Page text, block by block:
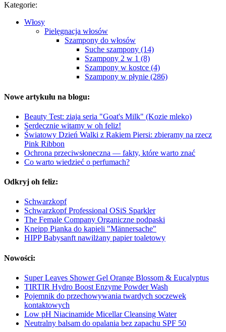
Kategorie:
Włosy
Pielęgnacja włosów
Szampony do włosów
Suche szampony (14)
Szampony 2 w 1 (8)
Szampony w kostce (4)
Szampony w płynie (286)
Nowe artykułu na blogu:
Beauty Test: ziaja seria "Goat's Milk" (Kozie mleko)
Serdecznie witamy w oh feliz!
Światowy Dzień Walki z Rakiem Piersi: zbieramy na rzecz
Pink Ribbon
Ochrona przeciwsłoneczna — fakty, które warto znać
Co warto wiedzieć o perfumach?
Odkryj oh feliz:
Schwarzkopf
Schwarzkopf Professional OSiS Sparkler
The Female Company Organiczne podpaski
Kneipp Pianka do kąpieli "Männersache"
HIPP Babysanft nawilżany papier toaletowy
Nowości:
Super Leaves Shower Gel Orange Blossom & Eucalyptus
TIRTIR Hydro Boost Enzyme Powder Wash
Pojemnik do przechowywania twardych soczewek
kontaktowych
Low pH Niacinamide Micellar Cleansing Water
Neutralny balsam do opalania bez zapachu SPF 50